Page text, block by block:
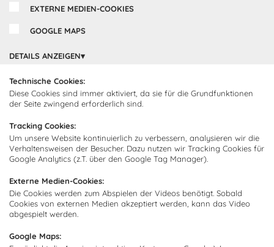
EXTERNE MEDIEN-COOKIES
GOOGLE MAPS
DETAILS ANZEIGEN
Technische Cookies:
Diese Cookies sind immer aktiviert, da sie für die Grundfunktionen
der Seite zwingend erforderlich sind.
Tracking Cookies:
Um unsere Website kontinuierlich zu verbessern, analysieren wir die
Verhaltensweisen der Besucher. Dazu nutzen wir Tracking Cookies für
Google Analytics (z.T. über den Google Tag Manager).
Externe Medien-Cookies:
Die Cookies werden zum Abspielen der Videos benötigt. Sobald
Cookies von externen Medien akzeptiert werden, kann das Video
abgespielt werden.
Google Maps:
Cocooning24 Küchen
Über Cocooning24
Impressum
FAQ
Lieferung
Zahlarten
Abholorte
Newsletter abonnieren
Abonnieren Sie unseren
Newsletter und empfangen Sie
Neuigkeiten und Angebote
Ich bin damit einverstanden, dass Cocooning24 mich regelmäßig
Diese Einwilligung kann jederzeit widerrufen werden. Einzelheiten